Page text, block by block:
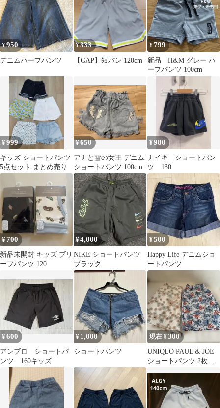
¥950
デニムハーフパンツ
¥333
【GAP】短パン 120cm
¥799
新品 H&M グレー ハ
ーフパンツ 100cm
¥999
キッズ ショートパンツ
5点セット まとめ売り
¥650
アナと雪の女王 デニム
ショートパンツ 100cm
¥980
ナイキ ショートパン
ツ 130
¥700
新品未開封 キッズ ブリ
ーフパンツ 120
¥4,000
NIKE ショートパンツ
ブラック
¥500
Happy Life デニムショ
ートパンツ
¥600
アンブロ ショートパ
ンツ 160キッズ
¥ 1,000
ショートパンツ
現在 ¥300
UNIQLO PAUL & JOE
ショートパンツ 2枚セ